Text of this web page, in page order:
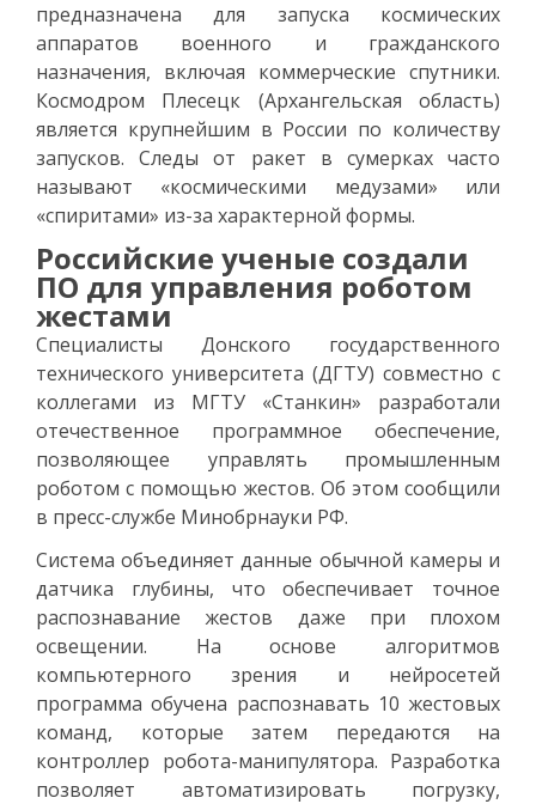
предназначена для запуска космических
аппаратов военного и гражданского
назначения, включая коммерческие спутники.
Космодром Плесецк (Архангельская область)
является крупнейшим в России по количеству
запусков. Следы от ракет в сумерках часто
называют «космическими медузами» или
«спиритами» из-за характерной формы.
Российские ученые создали
ПО для управления роботом
жестами
Специалисты Донского государственного
технического университета (ДГТУ) совместно с
коллегами из МГТУ «Станкин» разработали
отечественное программное обеспечение,
позволяющее управлять промышленным
роботом с помощью жестов. Об этом сообщили
в пресс-службе Минобрнауки РФ.
Система объединяет данные обычной камеры и
датчика глубины, что обеспечивает точное
распознавание жестов даже при плохом
освещении. На основе алгоритмов
компьютерного зрения и нейросетей
программа обучена распознавать 10 жестовых
команд, которые затем передаются на
контроллер робота-манипулятора. Разработка
позволяет автоматизировать погрузку,